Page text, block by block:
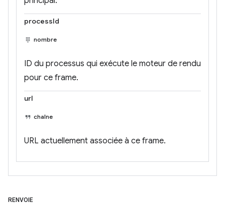
processId
nombre
ID du processus qui exécute le moteur de rendu
pour ce frame.
url
chaîne
URL actuellement associée à ce frame.
RENVOIE